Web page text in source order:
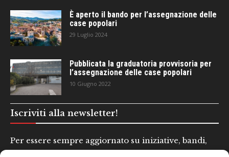
È aperto il bando per l’assegnazione delle
case popolari
29 Luglio 2024
Pubblicata la graduatoria provvisoria per
l’assegnazione delle case popolari
10 Giugno 2022
Iscriviti alla newsletter!
Per essere sempre aggiornato su iniziative, bandi,